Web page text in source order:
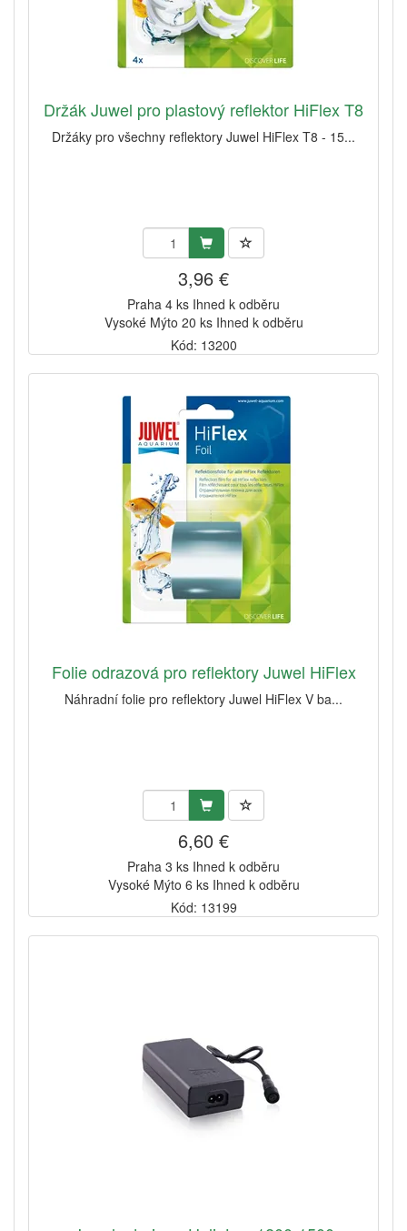
Držák Juwel pro plastový reflektor HiFlex T8
Držáky pro všechny reflektory Juwel HiFlex T8 - 15...
3,96 €
Praha 4 ks Ihned k odběru
Vysoké Mýto 20 ks Ihned k odběru
Kód: 13200
Folie odrazová pro reflektory Juwel HiFlex
Náhradní folie pro reflektory Juwel HiFlex V ba...
6,60 €
Praha 3 ks Ihned k odběru
Vysoké Mýto 6 ks Ihned k odběru
Kód: 13199